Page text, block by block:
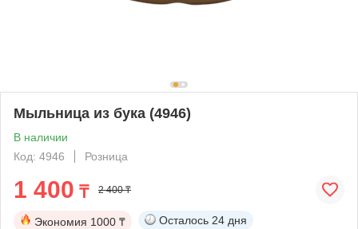
Мыльница из бука (4946)
В наличии
Код: 4946
Розница
1 400 ₸ 2 400 ₸
Экономия 1000 ₸ Осталось 24 дня